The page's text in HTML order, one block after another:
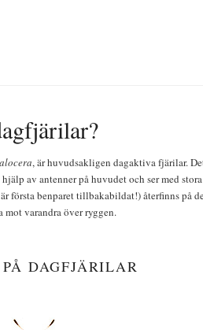
, är huvudsakligen dagaktiva fjärilar.
av antenner på huvudet och ser med
första benparet tillbakabildat!) återfinns på
mot varandra över ryggen.
DAGFJÄRILAR